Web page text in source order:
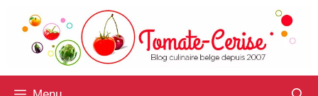
contenu